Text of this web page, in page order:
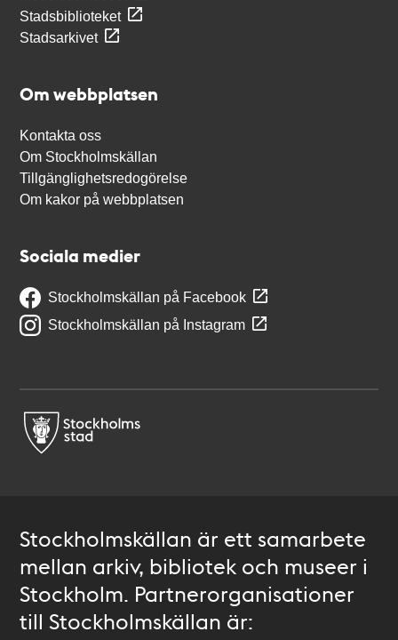
Stadsbiblioteket
Stadsarkivet
Om webbplatsen
Kontakta oss
Om Stockholmskällan
Tillgänglighetsredogörelse
Om kakor på webbplatsen
Sociala medier
Stockholmskällan på Facebook
Stockholmskällan på Instagram
Stockholmskällan är ett samarbete
mellan arkiv, bibliotek och museer i
Stockholm. Partnerorganisationer
till Stockholmskällan är: